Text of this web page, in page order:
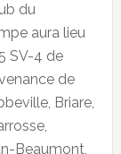
du
aura lieu
SV-4 de
de
Briare,
Beaumont,